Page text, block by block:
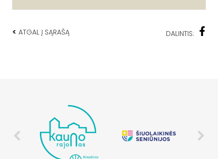
< ATGAL Į SĄRAŠĄ DALINTIS: